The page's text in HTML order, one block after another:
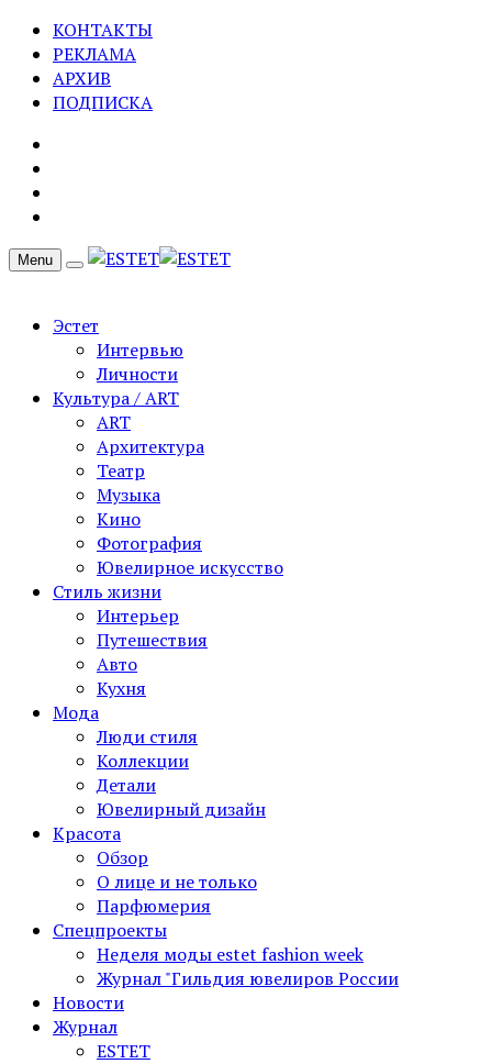
КОНТАКТЫ
РЕКЛАМА
АРХИВ
ПОДПИСКА
Menu
Эстет
Интервью
Личности
Культура / ART
ART
Архитектура
Театр
Музыка
Кино
Фотография
Ювелирное искусство
Стиль жизни
Интерьер
Путешествия
Авто
Кухня
Мода
Люди стиля
Коллекции
Детали
Ювелирный дизайн
Красота
Обзор
О лице и не только
Парфюмерия
Спецпроекты
Неделя моды estet fashion week
Журнал "Гильдия ювелиров России
Новости
Журнал
ESTET